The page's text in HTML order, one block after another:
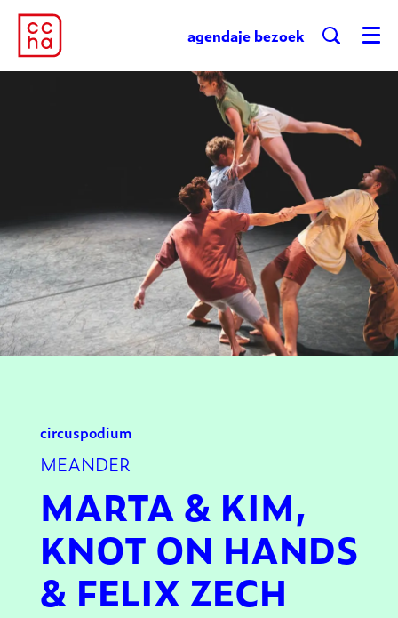
agendaje bezoek Menu
circuspodium
MEANDER
MARTA & KIM,
KNOT ON HANDS
& FELIX ZECH